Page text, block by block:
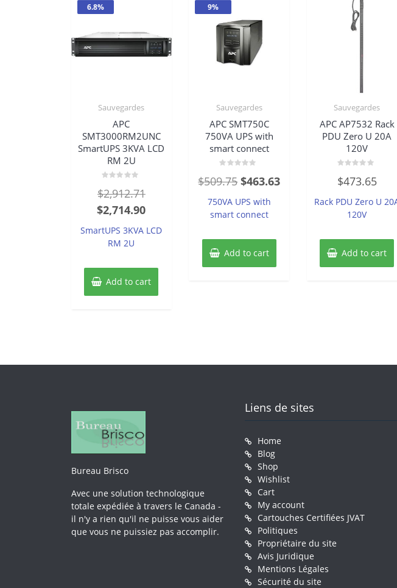
6.8%
Sauvegardes
APC
SMT3000RM2UNC
SmartUPS 3KVA LCD
RM 2U
0
out
of
5
$2,912.71Original
price
was:
$2,714.90Current
price
SmartUPS 3KVA LCD
RM 2U
Add to cart
9%
Sauvegardes
APC SMT750C
750VA UPS with
smart connect
0
5
$509.75Original
price
was:
$463.63Current
750VA UPS with
smart connect
Add to cart
Sauvegardes
APC AP7532 Rack
PDU Zero U 20A
120V
0
out
5
$473.65
Rack PDU Zero U
120V
Add to cart
Bureau Brisco
Avec une solution technologique
totale expédiée à travers le Canada -
il n'y a rien qu'il ne puisse vous aider
que vous ne puissiez pas accomplir.
Liens de sites
Home
Blog
Shop
Wishlist
Cart
My account
Cartouches Certifiées JVAT
Politiques
Propriétaire du site
Avis Juridique
Mentions Légales
Sécurité du site